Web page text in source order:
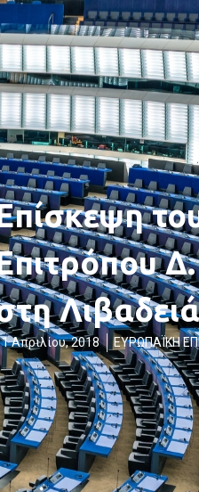
Απριλίου, 2018 ΕΥΡΩΠΑΪΚΗ